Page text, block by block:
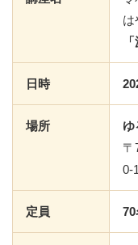
は
日時
場所
ゆ
〒
0-1
定員 70